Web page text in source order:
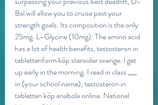
Bal will allow you to cruise past your
strength goals. Its composition is the only
25mg. L-Glycine (10mg): The amino acid
has a lot of health benefits, testosteron in
tablettenform köp steroider sverige. I get
up early in the morning. I read in class ___
in (your school name), testosteron in
tabletten köp anabola online. National